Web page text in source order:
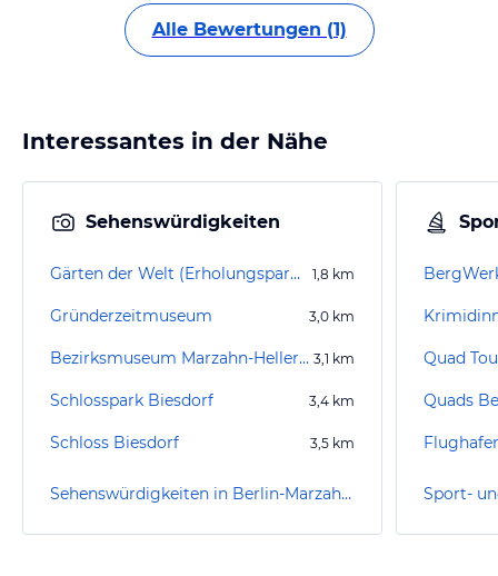
Alle Bewertungen (1)
Interessantes in der Nähe
Sehenswürdigkeiten
Gärten der Welt (Erholungspark Marzahn) 1,8 km
Gründerzeitmuseum 3,0 km
Bezirksmuseum Marzahn-Hellersdorf 3,1 km
Schlosspark Biesdorf 3,4 km
Schloss Biesdorf 3,5 km
Sehenswürdigkeiten in Berlin-Marzahn-Hellersdorf
Quad